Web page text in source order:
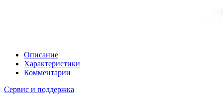
Описание
Характеристики
Комментарии
Сервис и поддержка